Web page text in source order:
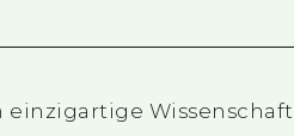
einzigartige